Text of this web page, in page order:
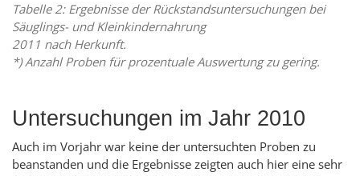
Tabelle 2: Ergebnisse der Rückstandsuntersuchungen bei
Säuglings- und Kleinkindernahrung
2011 nach Herkunft.
*) Anzahl Proben für prozentuale Auswertung zu gering.
Untersuchungen im Jahr 2010
Auch im Vorjahr war keine der untersuchten Proben zu
beanstanden und die Ergebnisse zeigten auch hier eine sehr